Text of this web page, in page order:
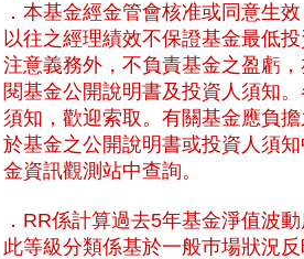
．本基金經金管會核准或同意生
以往之經理績效不保證基金最低
注意義務外，不負責基金之盈虧
閱基金公開說明書及投資人須知
須知，歡迎索取。有關基金應負
於基金之公開說明書或投資人須
金資訊觀測站中查詢。
．RR係計算過去5年基金淨值波
此等級分類係基於一般巿場狀況